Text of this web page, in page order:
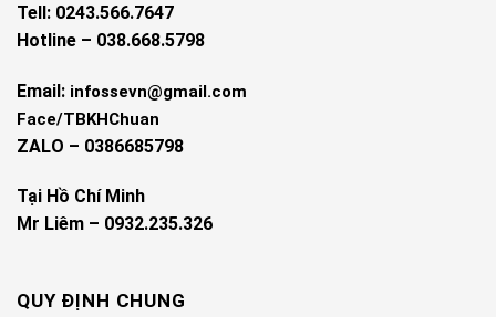
Tell: 0243.566.7647
Hotline – 038.668.5798
Email: infossevn@gmail.com
Face/TBKHChuan
ZALO – 0386685798
Tại Hồ Chí Minh
Mr Liêm – 0932.235.326
QUY ĐỊNH CHUNG